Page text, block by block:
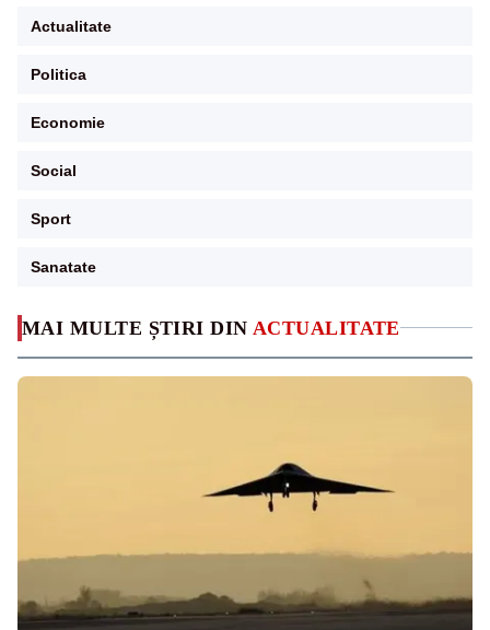
MAI MULTE ȘTIRI DIN ACTUALITATE
Actualitate
Politica
Economie
Social
Sport
Sanatate